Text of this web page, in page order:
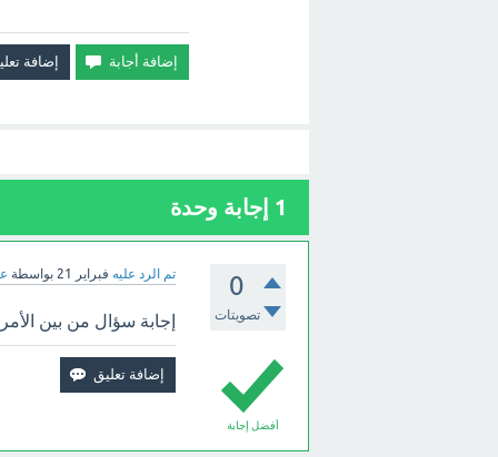
1 إجابة وحدة
0
تصويتات
تم الرد عليه فبراير 21 بواسطة
أفضل إجابة
إجابة سؤال من بين